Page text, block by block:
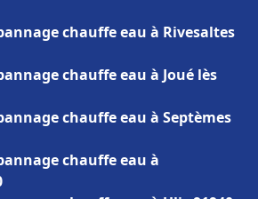
chauffe eau à Rivesaltes
chauffe eau à Joué lès
chauffe eau à Septèmes
chauffe eau à